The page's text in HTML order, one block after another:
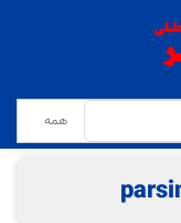
دنبال می‌شود